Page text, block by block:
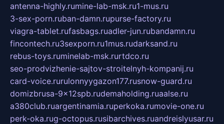
antenna-highly.rumine-lab-msk.ru1-mus.ru
3-sex-porn.ruban-damn.rupurse-factory.ru
viagra-tablet.rufasbags.ruadler-jun.rubandamn.ru
fincontech.ru3sexporn.ru1mus.rudarksand.ru
rebus-toys.ruminelab-msk.rurtdco.ru
seo-prodvizhenie-sajtov-stroitelnyh-kompanij.ru
card-voice.rurulonnyygazon177.rusnow-guard.ru
domizbrusa-9x12spb.rudemaholding.ruaalse.ru
a380club.ruargentinamia.ruperkoka.rumovie-one.ru
perk-oka.rug-octopus.rusibarchives.ruandreislyusar.ru